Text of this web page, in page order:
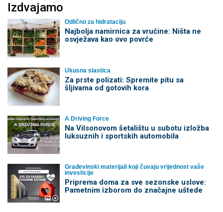
Izdvajamo
Odlično za hidrataciju
Najbolja namirnica za vrućine: Ništa ne
osvježava kao ovo povrće
Ukusna slastica
Za prste polizati: Spremite pitu sa
šljivama od gotovih kora
A Driving Force
Na Vilsonovom šetalištu u subotu izložba
luksuznih i sportskih automobila
Građevinski materijali koji čuvaju vrijednost vaše
investicije
Priprema doma za sve sezonske uslove:
Pametnim izborom do značajne uštede